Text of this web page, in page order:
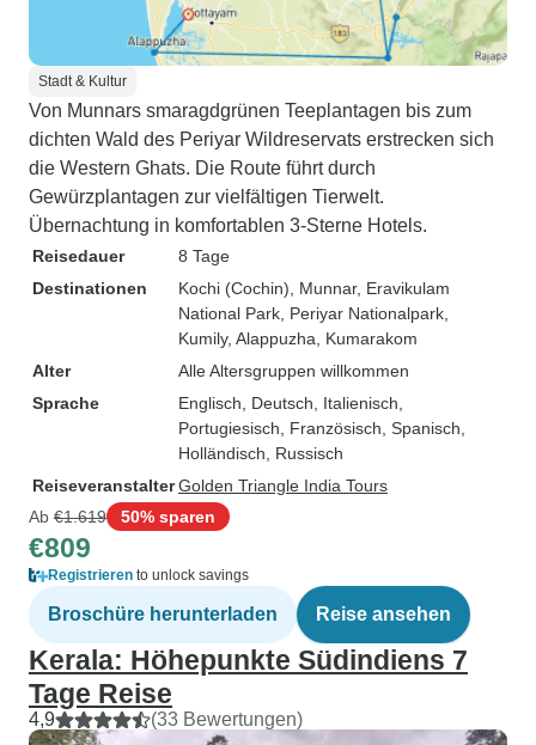
Stadt & Kultur
Von Munnars smaragdgrünen Teeplantagen bis zum
dichten Wald des Periyar Wildreservats erstrecken sich
die Western Ghats. Die Route führt durch
Gewürzplantagen zur vielfältigen Tierwelt.
Übernachtung in komfortablen 3-Sterne Hotels.
Reisedauer
8 Tage
Destinationen
Kochi (Cochin) , Munnar, Eravikulam
National Park , Periyar Nationalpark
Kumily, Alappuzha , Kumarakom
Alter
Alle Altersgruppen willkommen
Sprache
Englisch, Deutsch, Italienisch,
Portugiesisch, Französisch, Spanisch,
Holländisch, Russisch
ReiseveranstalterGolden Triangle India Tours
Ab €1.619 50% sparen
€809
Registrieren to unlock savings
Broschüre herunterladen Reise ansehen
Kerala: Höhepunkte Südindiens 7
Tage Reise
4,9 (33 Bewertungen)